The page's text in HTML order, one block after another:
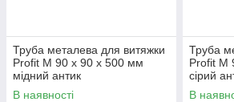
Труба металева для витяжки
Profit M 90 х 90 х 500 мм
мідний антик
В наявності
Труба
Profit M
сірий
В